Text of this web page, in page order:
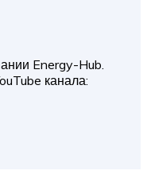
Energy-Hub.
канала: